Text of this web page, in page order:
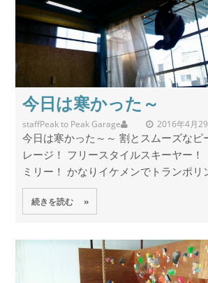
今日は寒かった～
staff 2016年4月
Peak to Peak Garage
今日は寒かった～～ 割とスムーズなピ
レージ！ フリースタイルスキーヤー！
ミリー！ かなりイケメンでトランポリ
続きを読む »